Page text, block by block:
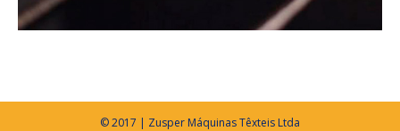
© 2017 | Zusper Máquinas Têxteis Ltda